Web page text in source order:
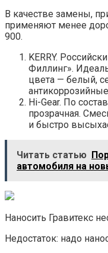
В качестве замены,
применяют менее
900.
KERRY.
Филлинг».
цвета — белый,
Hi-Gear. По
прозрачная.
и быстро
Читать статью
автомобиля на
Наносить Гравитекс
Недостаток: надо